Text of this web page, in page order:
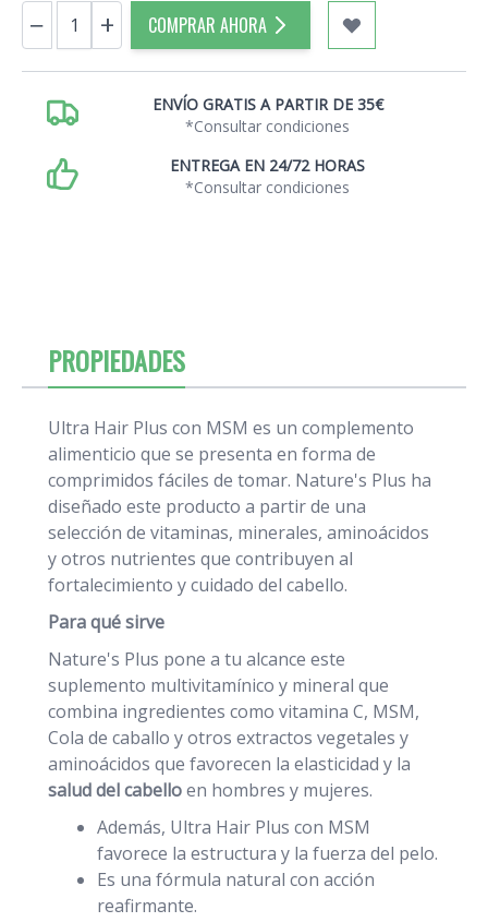
Cantidad
− + COMPRAR AHORA
ENVÍO GRATIS A PARTIR DE 35€
*Consultar condiciones
ENTREGA EN 24/72 HORAS
*Consultar condiciones
PROPIEDADES
Ultra Hair Plus con MSM es un complemento
alimenticio que se presenta en forma de
comprimidos fáciles de tomar. Nature's Plus ha
diseñado este producto a partir de una
selección de vitaminas, minerales, aminoácidos
y otros nutrientes que contribuyen al
fortalecimiento y cuidado del cabello.
Para qué sirve
Nature's Plus pone a tu alcance este
suplemento multivitamínico y mineral que
combina ingredientes como vitamina C, MSM,
Cola de caballo y otros extractos vegetales y
aminoácidos que favorecen la elasticidad y la
salud del cabelloen hombres y mujeres.
Además, Ultra Hair Plus con MSM
favorece la estructura y la fuerza del pelo.
Es una fórmula natural con acción
reafirmante.